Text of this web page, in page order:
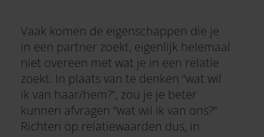
Vaak komen de eigenschappen die je
in een partner zoekt, eigenlijk helemaal
niet overeen met wat je in een relatie
zoekt. In plaats van te denken “wat wil
ik van haar/hem?”, zou je je beter
kunnen afvragen “wat wil ik van ons?”
Richten op relatiewaarden dus, in